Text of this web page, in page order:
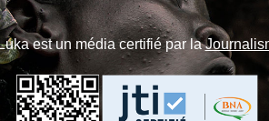
est un média certifié par la